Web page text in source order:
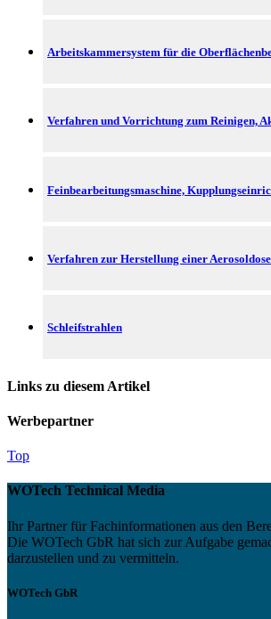
Arbeitskammersystem für die
Verfahren und Vorrichtung zum Reinigen,
Feinbearbeitungsmaschine,
Verfahren zur Herstellung einer
Schleifstrahlen
Links zu diesem Artikel
Werbepartner
Top
WOTech Technical Media
Ihr Partner für Fachinformationen aus den
Die WOTech GbR hat sich zur Aufgabe
darzustellen und zu vermitteln.
WOTech GbR